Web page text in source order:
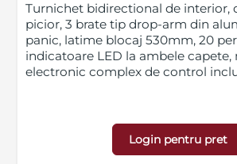
Turnichet bidirectional de interior,
picior, 3 brate tip drop-arm din
panic, latime blocaj 530mm, 20
indicatoare LED la ambele capete,
electronic complex de control
Login pentru pret